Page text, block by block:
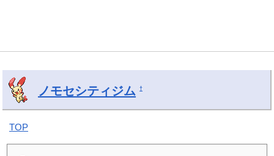
ノモセシティジム †
TOP